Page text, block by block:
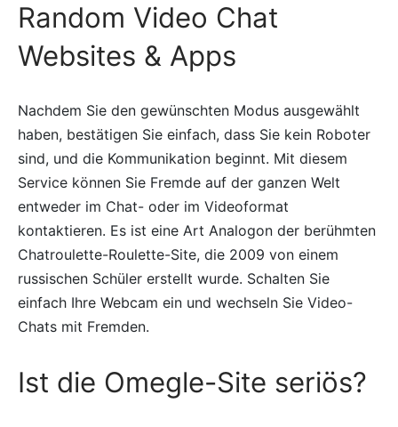
Random Video Chat
Websites & Apps
Nachdem Sie den gewünschten Modus ausgewählt
haben, bestätigen Sie einfach, dass Sie kein Roboter
sind, und die Kommunikation beginnt. Mit diesem
Service können Sie Fremde auf der ganzen Welt
entweder im Chat- oder im Videoformat
kontaktieren. Es ist eine Art Analogon der berühmten
Chatroulette-Roulette-Site, die 2009 von einem
russischen Schüler erstellt wurde. Schalten Sie
einfach Ihre Webcam ein und wechseln Sie Video-
Chats mit Fremden.
Ist die Omegle-Site seriös?